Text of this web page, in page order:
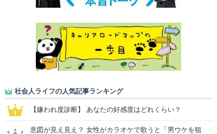
社会人ライフの人気記事ランキング
【嫌われ度診断】 あなたの好感度はどれくらい？
意図が見え見え？ 女性がカラオケで歌うと「男ウケを狙